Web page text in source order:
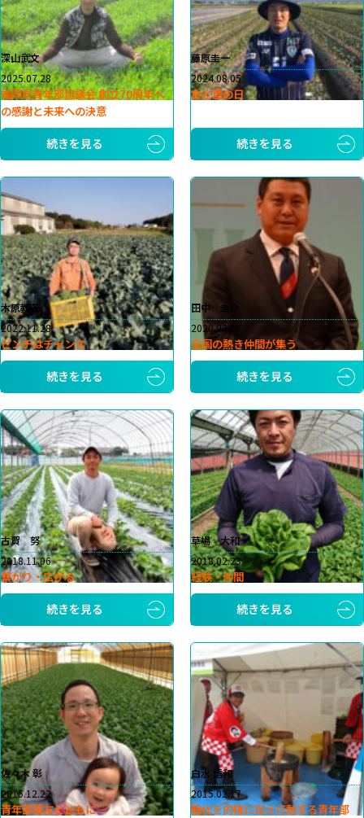
深山武文
2025.07.28
福岡県青年部協議会 創立70周年へ
の感謝と未来への決意
続きを見る
藤原圭一
2024.08.05
食と農の日
続きを見る
木原教茂
2022.11.28
ピンチはチャンス
続きを見る
田中 圭介
2020.03.17
全国の熱き仲間が集う
続きを見る
古賀 努
2018.11.06
繋がり・広がる
続きを見る
草場 大和
2018.02.23
経験・仲間
続きを見る
佐々木 彰
2015.12.22
青年部盟友とともに
白水 信和
2015.02.17
時代を的確に捉え行動する青年部